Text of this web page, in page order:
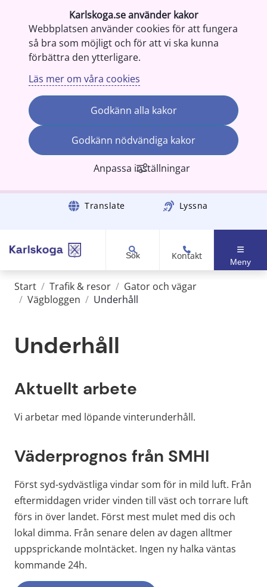
Karlskoga.se använder kakor
Webbplatsen använder cookies för att fungera
så bra som möjligt och för att vi ska kunna
förbättra den ytterligare.
Läs mer om våra cookies
Godkänn alla kakor
Godkänn nödvändiga kakor
Anpassa inställningar
Gå till innehåll Translate Lyssna
Sök Kontakt
Meny
Start / Trafik & resor / Gator och vägar
/ Vägbloggen / Underhåll
Underhåll
Aktuellt arbete
Vi arbetar med löpande vinterunderhåll.
Väderprognos från SMHI
Först syd-sydvästliga vindar som för in mild luft. Från
eftermiddagen vrider vinden till väst och torrare luft
förs in över landet. Först mest mulet med dis och
lokal dimma. Från senare delen av dagen alltmer
uppsprickande molntäcket. Ingen ny halka väntas
kommande 24h.